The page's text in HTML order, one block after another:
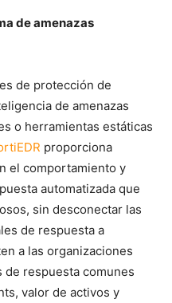
de amenazas
de protección de
de amenazas
o herramientas estáticas
proporciona
el comportamiento y
automatizada que
sin desconectar las
de respuesta a
a las organizaciones
respuesta comunes
valor de activos y